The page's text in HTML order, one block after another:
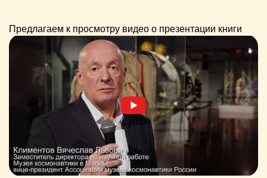
Предлагаем к просмотру видео о презентации книги